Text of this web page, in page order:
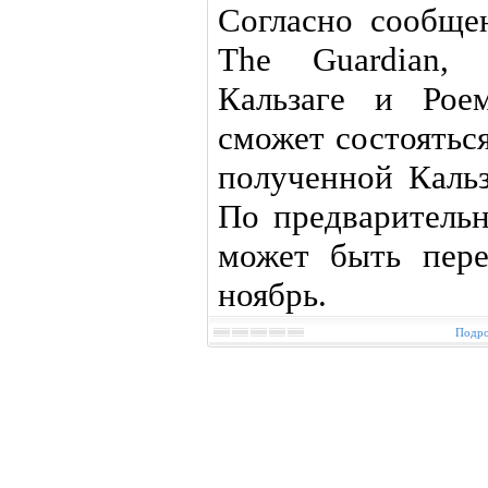
Согласно
The
Кальзаге и
сможет
полученной
По
может быть
ноябрь.